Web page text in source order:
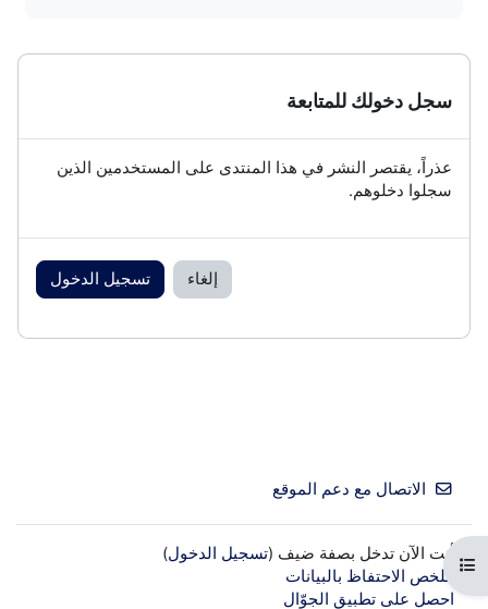
فتح فهرس المقرر
سجل دخولك للمتابعة
عذراً، يقتصر النشر في هذا المنتدى على المستخدمين الذين
سجلوا دخلوهم.
إلغاء تسجيل الدخول
الاتصال مع دعم الموقع
أنت الآن تدخل بصفة ضيف (تسجيل الدخول)
ملخص الاحتفاظ بالبيانات
احصل على تطبيق الجوّال